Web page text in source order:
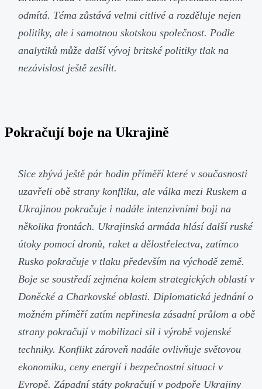
odmítá. Téma zůstává velmi citlivé a rozděluje nejen
politiky, ale i samotnou skotskou společnost. Podle
analytiků může další vývoj britské politiky tlak na
nezávislost ještě zesílit.
Pokračují boje na Ukrajině
Sice zbývá ještě pár hodin příměří které v současnosti
uzavřeli obě strany konfliku, ale válka mezi Ruskem a
Ukrajinou pokračuje i nadále intenzivními boji na
několika frontách. Ukrajinská armáda hlásí další ruské
útoky pomocí dronů, raket a dělostřelectva, zatímco
Rusko pokračuje v tlaku především na východě země.
Boje se soustředí zejména kolem strategických oblastí v
Doněcké a Charkovské oblasti. Diplomatická jednání o
možném příměří zatím nepřinesla zásadní průlom a obě
strany pokračují v mobilizaci sil i výrobě vojenské
techniky. Konflikt zároveň nadále ovlivňuje světovou
ekonomiku, ceny energií i bezpečnostní situaci v
Evropě. Západní státy pokračují v podpoře Ukrajiny